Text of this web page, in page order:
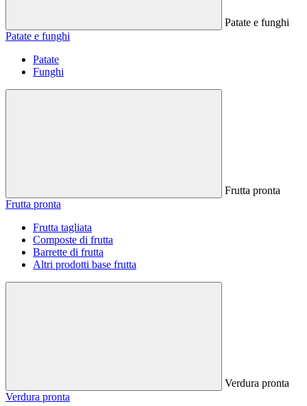
Patate e funghi
Patate e funghi
Patate
Funghi
Frutta pronta
Frutta pronta
Frutta tagliata
Composte di frutta
Barrette di frutta
Altri prodotti base frutta
Verdura pronta
Verdura pronta